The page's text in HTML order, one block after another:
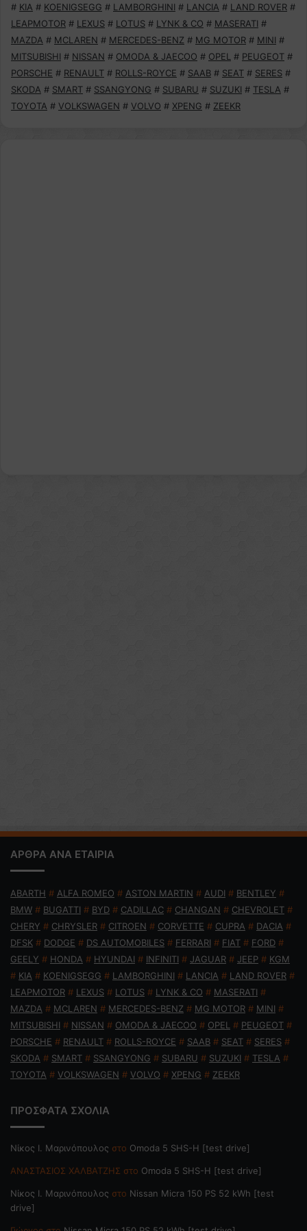
# KIA # KOENIGSEGG # LAMBORGHINI # LANCIA # LAND ROVER #
LEAPMOTOR # LEXUS # LOTUS # LYNK & CO # MASERATI #
MAZDA # MCLAREN # MERCEDES-BENZ # MG MOTOR # MINI #
MITSUBISHI # NISSAN # OMODA & JAECOO # OPEL # PEUGEOT #
PORSCHE # RENAULT # ROLLS-ROYCE # SAAB # SEAT # SERES #
SKODA # SMART # SSANGYONG # SUBARU # SUZUKI # TESLA #
TOYOTA # VOLKSWAGEN # VOLVO # XPENG # ZEEKR
ΑΡΘΡΑ ΑΝΑ ΕΤΑΙΡΙΑ
ABARTH # ALFA ROMEO # ASTON MARTIN # AUDI # BENTLEY #
BMW # BUGATTI # BYD # CADILLAC # CHANGAN # CHEVROLET #
CHERY # CHRYSLER # CITROEN # CORVETTE # CUPRA # DACIA #
DFSK # DODGE # DS AUTOMOBILES # FERRARI # FIAT # FORD #
GEELY # HONDA # HYUNDAI # INFINITI # JAGUAR # JEEP # KGM
# KIA # KOENIGSEGG # LAMBORGHINI # LANCIA # LAND ROVER #
LEAPMOTOR # LEXUS # LOTUS # LYNK & CO # MASERATI #
MAZDA # MCLAREN # MERCEDES-BENZ # MG MOTOR # MINI #
MITSUBISHI # NISSAN # OMODA & JAECOO # OPEL # PEUGEOT #
PORSCHE # RENAULT # ROLLS-ROYCE # SAAB # SEAT # SERES #
SKODA # SMART # SSANGYONG # SUBARU # SUZUKI # TESLA #
TOYOTA # VOLKSWAGEN # VOLVO # XPENG # ZEEKR
ΠΡΟΣΦΑΤΑ ΣΧΟΛΙΑ
Nίκος Ι. Mαρινόπουλος στο Omoda 5 SHS-H [test drive]
ΑΝΑΣΤΑΣΙΟΣ ΧΑΛΒΑΤΖΗΣ στο Omoda 5 SHS-H [test drive]
Nίκος Ι. Mαρινόπουλος στο Nissan Micra 150 PS 52 kWh [test
drive]